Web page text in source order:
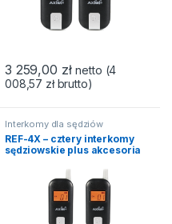
3 259,00 zł netto (4
008,57 złbrutto)
Interkomy dla sędziów
sportowych
REF-4X – cztery interkomy
sędziowskie plus akcesoria